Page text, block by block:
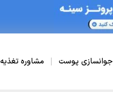
جوانسازی پوست مشاوره تغذیه